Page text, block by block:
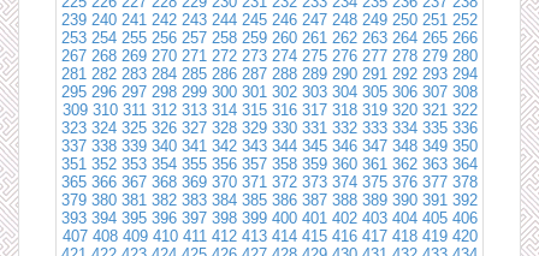
239 240 241 242 243 244 245 246 247 248 249 250 251 252
253 254 255 256 257 258 259 260 261 262 263 264 265 266
267 268 269 270 271 272 273 274 275 276 277 278 279 280
281 282 283 284 285 286 287 288 289 290 291 292 293 294
295 296 297 298 299 300 301 302 303 304 305 306 307 308
309 310 311 312 313 314 315 316 317 318 319 320 321 322
323 324 325 326 327 328 329 330 331 332 333 334 335 336
337 338 339 340 341 342 343 344 345 346 347 348 349 350
351 352 353 354 355 356 357 358 359 360 361 362 363 364
365 366 367 368 369 370 371 372 373 374 375 376 377 378
379 380 381 382 383 384 385 386 387 388 389 390 391 392
393 394 395 396 397 398 399 400 401 402 403 404 405 406
407 408 409 410 411 412 413 414 415 416 417 418 419 420